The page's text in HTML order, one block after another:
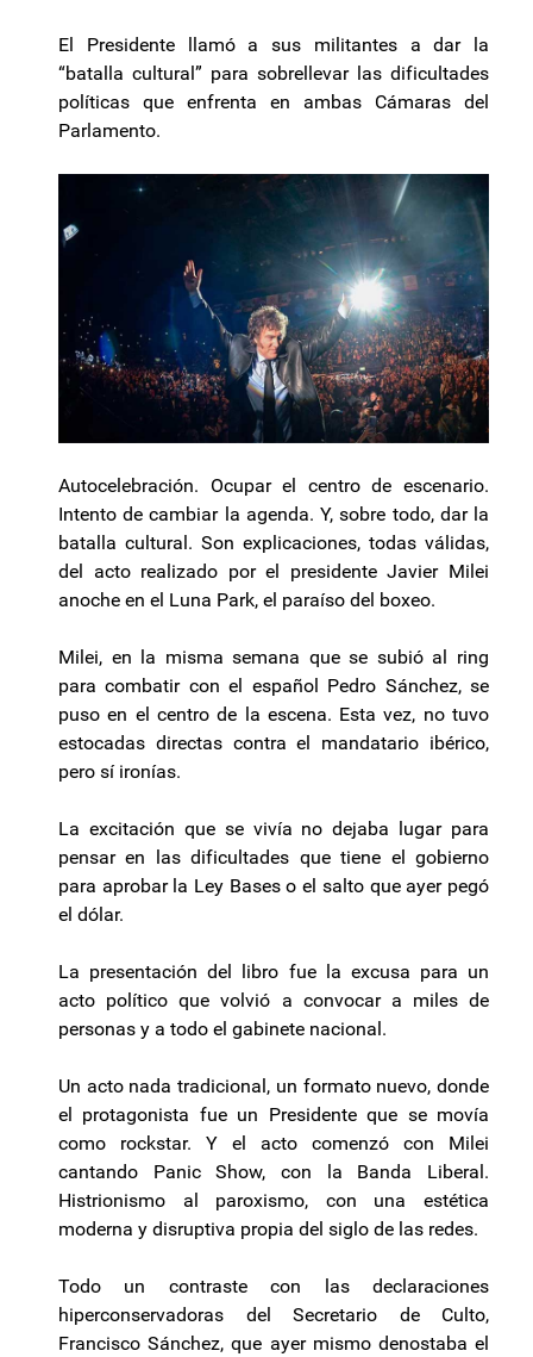
El Presidente llamó a sus militantes a dar la
“batalla cultural” para sobrellevar las dificultades
políticas que enfrenta en ambas Cámaras del
Parlamento.
Autocelebración. Ocupar el centro de escenario.
Intento de cambiar la agenda. Y, sobre todo, dar la
batalla cultural. Son explicaciones, todas válidas,
del acto realizado por el presidente Javier Milei
anoche en el Luna Park, el paraíso del boxeo.
Milei, en la misma semana que se subió al ring
para combatir con el español Pedro Sánchez, se
puso en el centro de la escena. Esta vez, no tuvo
estocadas directas contra el mandatario ibérico,
pero sí ironías.
La excitación que se vivía no dejaba lugar para
pensar en las dificultades que tiene el gobierno
para aprobar la Ley Bases o el salto que ayer pegó
el dólar.
La presentación del libro fue la excusa para un
acto político que volvió a convocar a miles de
personas y a todo el gabinete nacional.
Un acto nada tradicional, un formato nuevo, donde
el protagonista fue un Presidente que se movía
como rockstar. Y el acto comenzó con Milei
cantando Panic Show, con la Banda Liberal.
Histrionismo al paroxismo, con una estética
moderna y disruptiva propia del siglo de las redes.
Todo un contraste con las declaraciones
hiperconservadoras del Secretario de Culto,
Francisco Sánchez, que ayer mismo denostaba el